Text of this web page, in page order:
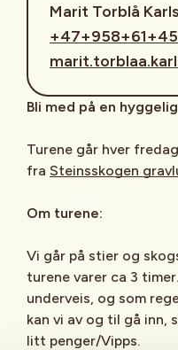
Marit Torblå
Bli med på en
Turene går hver
fra Steinsskogen
Om turene:
Vi går på stier og
turene varer ca 3
underveis, og som
kan vi av og til gå inn,
litt penger/Vipps.